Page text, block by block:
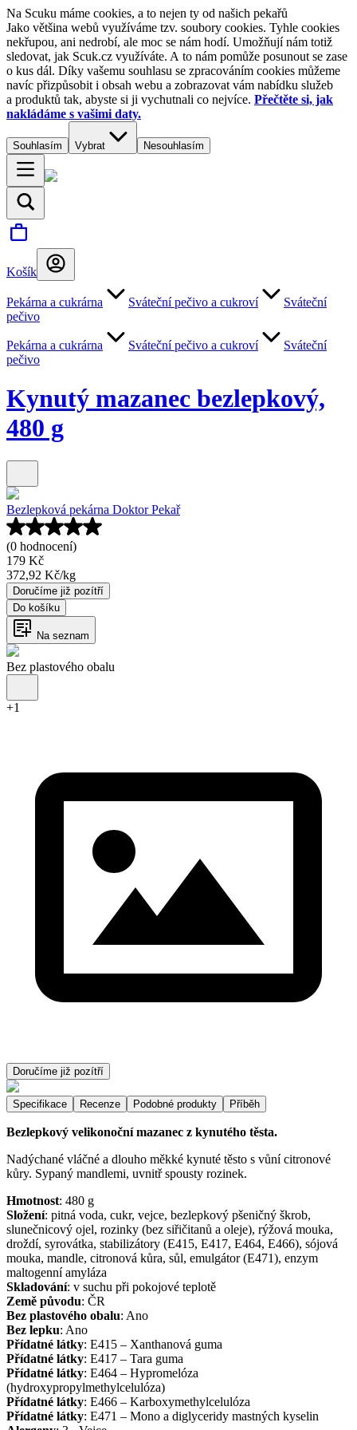
Na Scuku máme cookies, a to nejen ty od našich pekařů
Jako většina webů využíváme tzv. soubory cookies. Tyhle cookies
nekřupou, ani nedrobí, ale moc se nám hodí. Umožňují nám totiž
sledovat, jak Scuk.cz využíváte. A to nám pomůže posunout se zase
o kus dál. Díky vašemu souhlasu se zpracováním cookies můžeme
navíc přizpůsobit i obsah webu a zobrazovat vám nabídku služeb
a produktů tak, abyste si ji vychutnali co nejvíce. Přečtěte si, jak
nakládáme s vašimi daty.
Souhlasím Vybrat Nesouhlasím
Košík
Pekárna a cukrárna Sváteční pečivo a cukroví
Sváteční
pečivo
Pekárna a cukrárna Sváteční pečivo a cukroví
Sváteční
pečivo
Kynutý mazanec bezlepkový,
480 g
Bezlepková pekárna Doktor Pekař
(0 hodnocení)
179 Kč
372,92 Kč/kg
Doručíme již pozítří
Do košíku
Na seznam
Bez plastového obalu
+1
Doručíme již pozítří
Specifikace Recenze Podobné produkty Příběh
Bezlepkový velikonoční mazanec z kynutého těsta.
Nadýchané vláčné a dlouho měkké kynuté těsto s vůní citronové
kůry. Sypaný mandlemi, uvnitř spousty rozinek.
Hmotnost: 480 g
Složení: pitná voda, cukr, vejce, bezlepkový pšeničný škrob,
slunečnicový ojel, rozinky (bez siřičitanů a oleje), rýžová mouka,
droždí, syrovátka, stabilizátory (E415, E417, E464, E466), sójová
mouka, mandle, citronová kůra, sůl, emulgátor (E471), enzym
maltogenní amyláza
Skladování: v suchu při pokojové teplotě
Země původu: ČR
Bez plastového obalu: Ano
Bez lepku: Ano
Přídatné látky: E415 – Xanthanová guma
Přídatné látky: E417 – Tara guma
Přídatné látky: E464 – Hypromelóza
(hydroxypropylmethylcelulóza)
Přídatné látky: E466 – Karboxymethylcelulóza
Přídatné látky: E471 – Mono a diglyceridy mastných kyselin